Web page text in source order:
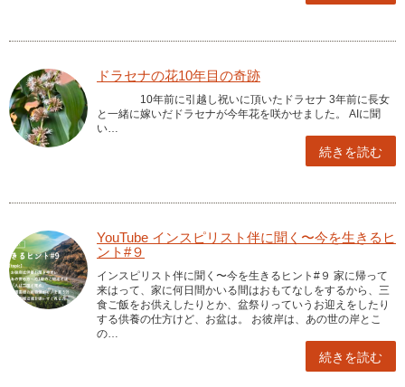
ドラセナの花10年目の奇跡
10年前に引越し祝いに頂いたドラセナ 3年前に長女
と一緒に嫁いだドラセナが今年花を咲かせました。 AIに聞
い…
続きを読む
YouTube インスピリスト伴に聞く〜今を生きるヒ
ント#９
インスピリスト伴に聞く〜今を生きるヒント#９ 家に帰って
来はって、家に何日間かいる間はおもてなしをするから、三
食ご飯をお供えしたりとか、盆祭りっていうお迎えをしたり
する供養の仕方けど、お盆は。 お彼岸は、あの世の岸とこ
の…
続きを読む